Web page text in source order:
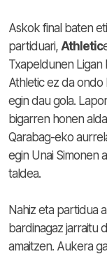
Askok final baten
partiduari, Athletic
Txapeldunen Ligan
Athletic ez da ondo
egin dau gola.
bigarren honen
Qarabag-eko
egin Unai Simonen
taldea.
Nahiz eta partidua
bardinagaz jarraitu
amaitzen. Aukera